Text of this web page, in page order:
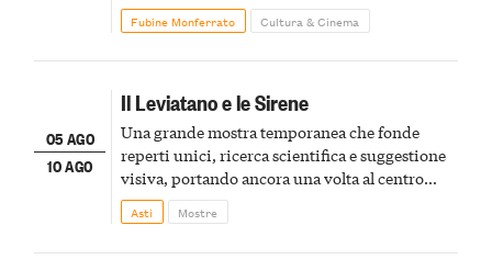
Fubine Monferrato Cultura & Cinema
05 AGO
10 AGO
Il Leviatano e le Sirene
Una grande mostra temporanea che fonde
reperti unici, ricerca scientifica e suggestione
visiva, portando ancora una volta al centro
della scena le meraviglie del passato astigiano
Asti Mostre